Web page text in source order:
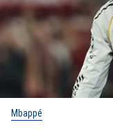
Mbappé